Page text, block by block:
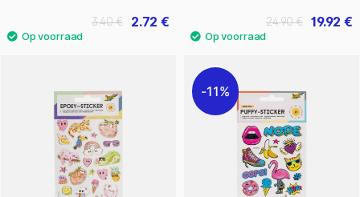
2.72 €
3.40 € 19.92 €
24.90 €
11%